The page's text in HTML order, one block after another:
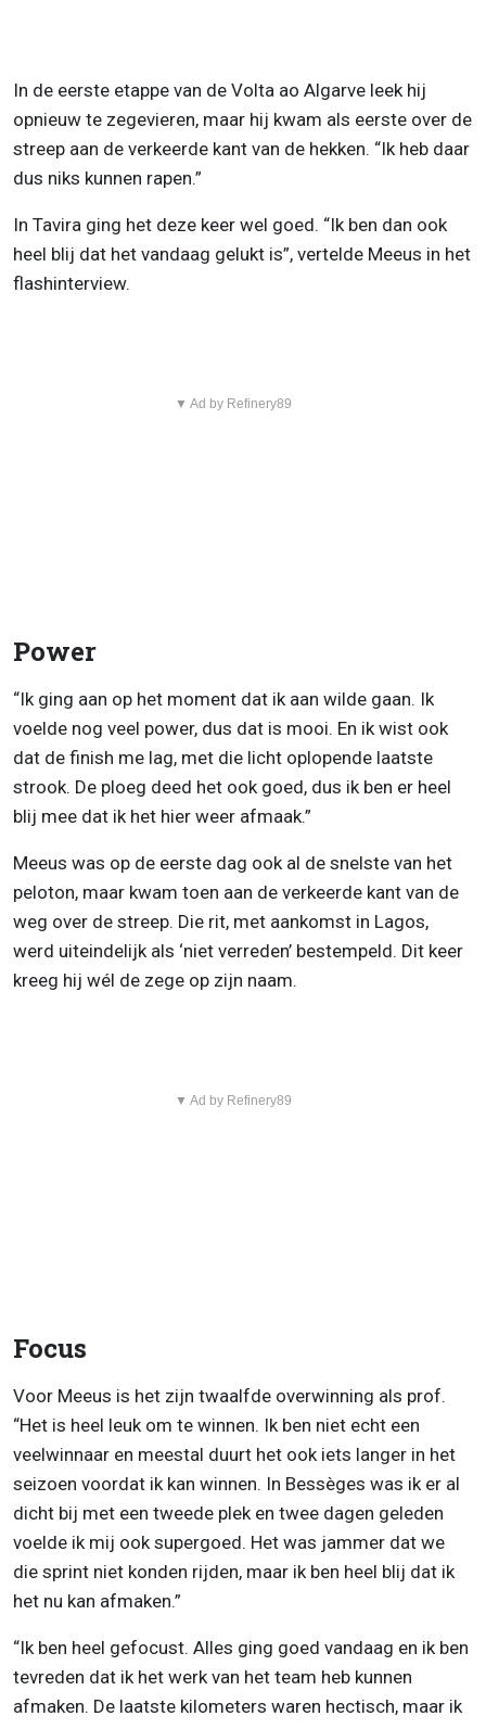
In de eerste etappe van de Volta ao Algarve leek hij
opnieuw te zegevieren, maar hij kwam als eerste over de
streep aan de verkeerde kant van de hekken. “Ik heb daar
dus niks kunnen rapen.”
In Tavira ging het deze keer wel goed. “Ik ben dan ook
heel blij dat het vandaag gelukt is”, vertelde Meeus in het
flashinterview.
▼ Ad by Refinery89
Power
“Ik ging aan op het moment dat ik aan wilde gaan. Ik
voelde nog veel power, dus dat is mooi. En ik wist ook
dat de finish me lag, met die licht oplopende laatste
strook. De ploeg deed het ook goed, dus ik ben er heel
blij mee dat ik het hier weer afmaak.”
Meeus was op de eerste dag ook al de snelste van het
peloton, maar kwam toen aan de verkeerde kant van de
weg over de streep. Die rit, met aankomst in Lagos,
werd uiteindelijk als ‘niet verreden’ bestempeld. Dit keer
kreeg hij wél de zege op zijn naam.
▼ Ad by Refinery89
Focus
Voor Meeus is het zijn twaalfde overwinning als prof.
“Het is heel leuk om te winnen. Ik ben niet echt een
veelwinnaar en meestal duurt het ook iets langer in het
seizoen voordat ik kan winnen. In Bessèges was ik er al
dicht bij met een tweede plek en twee dagen geleden
voelde ik mij ook supergoed. Het was jammer dat we
die sprint niet konden rijden, maar ik ben heel blij dat ik
het nu kan afmaken.”
“Ik ben heel gefocust. Alles ging goed vandaag en ik ben
tevreden dat ik het werk van het team heb kunnen
afmaken. De laatste kilometers waren hectisch, maar ik